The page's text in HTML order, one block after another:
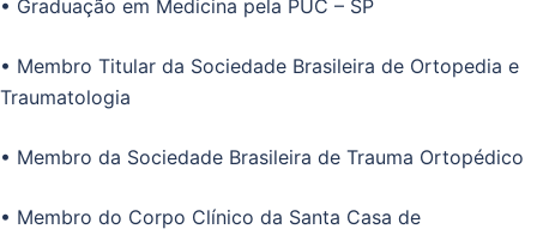
• Graduação em Medicina pela PUC – SP
• Membro Titular da Sociedade Brasileira de Ortopedia e
Traumatologia
• Membro da Sociedade Brasileira de Trauma Ortopédico
• Membro do Corpo Clínico da Santa Casa de